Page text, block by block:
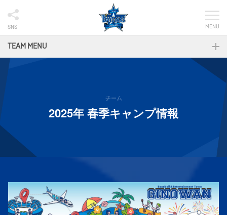
SNS MENU
TEAM MENU
チーム
2025年 春季キャンプ情報